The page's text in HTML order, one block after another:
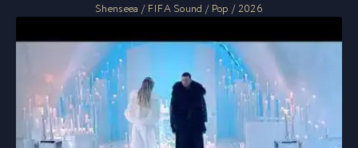
Shenseea / FIFA Sound / Pop / 2026